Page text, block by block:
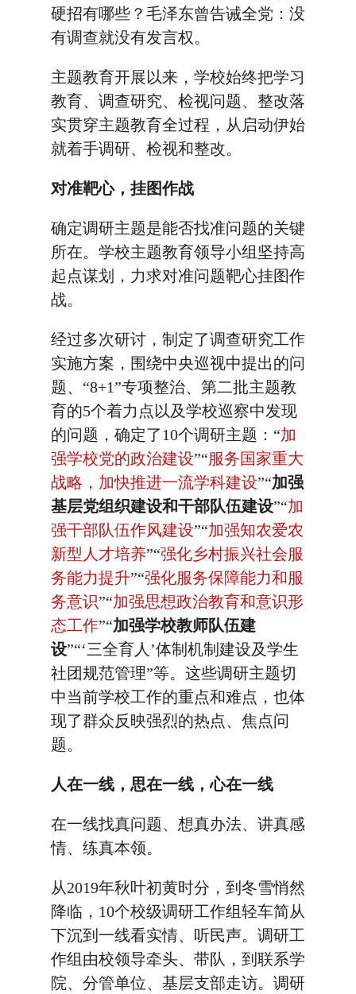
硬招有哪些？毛泽东曾告诫全党：没
有调查就没有发言权。
主题教育开展以来，学校始终把学习
教育、调查研究、检视问题、整改落
实贯穿主题教育全过程，从启动伊始
就着手调研、检视和整改。
对准靶心，挂图作战
确定调研主题是能否找准问题的关键
所在。学校主题教育领导小组坚持高
起点谋划，力求对准问题靶心挂图作
战。
经过多次研讨，制定了调查研究工作
实施方案，围绕中央巡视中提出的问
题、“8+1”专项整治、第二批主题教
育的5个着力点以及学校巡察中发现
的问题，确定了10个调研主题：“加
强学校党的政治建设”“服务国家重大
战略，加快推进一流学科建设”“加强
基层党组织建设和干部队伍建设”“加
强干部队伍作风建设”“加强知农爱农
新型人才培养”“强化乡村振兴社会服
务能力提升”“强化服务保障能力和服
务意识”“加强思想政治教育和意识形
态工作”“加强学校教师队伍建
设”“‘三全育人’体制机制建设及学生
社团规范管理”等。这些调研主题切
中当前学校工作的重点和难点，也体
现了群众反映强烈的热点、焦点问
题。
人在一线，思在一线，心在一线
在一线找真问题、想真办法、讲真感
情、练真本领。
从2019年秋叶初黄时分，到冬雪悄然
降临，10个校级调研工作组轻车简从
下沉到一线看实情、听民声。调研工
作组由校领导牵头、带队，到联系学
院、分管单位、基层支部走访。调研